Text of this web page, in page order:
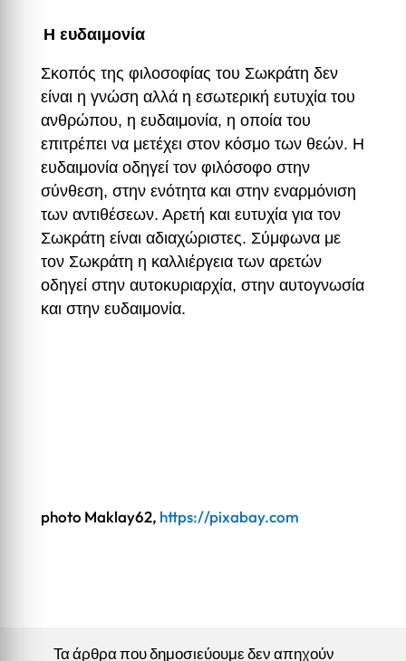
Η ευδαιμονία
Σκοπός της φιλοσοφίας του Σωκράτη δεν
είναι η γνώση αλλά η εσωτερική ευτυχία του
ανθρώπου, η ευδαιμονία, η οποία του
επιτρέπει να μετέχει στον κόσμο των θεών. Η
ευδαιμονία οδηγεί τον φιλόσοφο στην
σύνθεση, στην ενότητα και στην εναρμόνιση
των αντιθέσεων. Αρετή και ευτυχία για τον
Σωκράτη είναι αδιαχώριστες. Σύμφωνα με
τον Σωκράτη η καλλιέργεια των αρετών
οδηγεί στην αυτοκυριαρχία, στην αυτογνωσία
και στην ευδαιμονία.
photo Maklay62, https://pixabay.com
Τα άρθρα που δημοσιεύουμε δεν απηχούν